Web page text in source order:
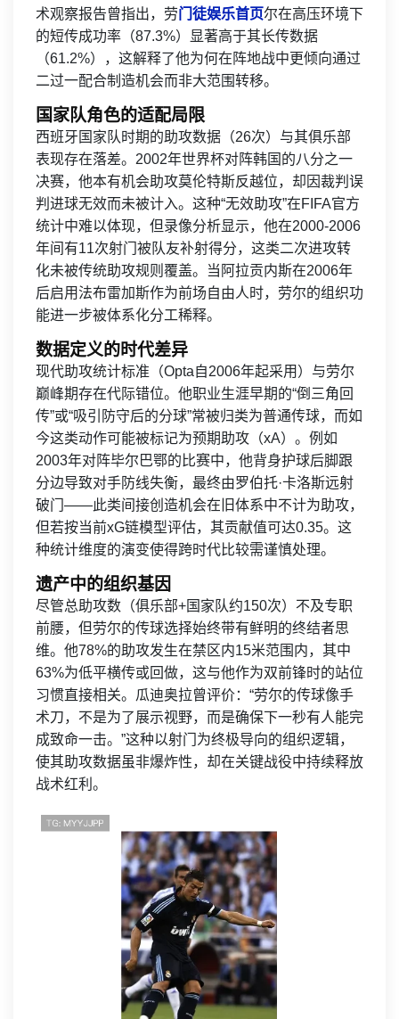
术观察报告曾指出，劳门徒娱乐首页尔在高压环境下
的短传成功率（87.3%）显著高于其长传数据
（61.2%），这解释了他为何在阵地战中更倾向通过
二过一配合制造机会而非大范围转移。
国家队角色的适配局限
西班牙国家队时期的助攻数据（26次）与其俱乐部
表现存在落差。2002年世界杯对阵韩国的八分之一
决赛，他本有机会助攻莫伦特斯反越位，却因裁判误
判进球无效而未被计入。这种“无效助攻”在FIFA官方
统计中难以体现，但录像分析显示，他在2000-2006
年间有11次射门被队友补射得分，这类二次进攻转
化未被传统助攻规则覆盖。当阿拉贡内斯在2006年
后启用法布雷加斯作为前场自由人时，劳尔的组织功
能进一步被体系化分工稀释。
数据定义的时代差异
现代助攻统计标准（Opta自2006年起采用）与劳尔
巅峰期存在代际错位。他职业生涯早期的“倒三角回
传”或“吸引防守后的分球”常被归类为普通传球，而如
今这类动作可能被标记为预期助攻（xA）。例如
2003年对阵毕尔巴鄂的比赛中，他背身护球后脚跟
分边导致对手防线失衡，最终由罗伯托·卡洛斯远射
破门——此类间接创造机会在旧体系中不计为助攻，
但若按当前xG链模型评估，其贡献值可达0.35。这
种统计维度的演变使得跨时代比较需谨慎处理。
遗产中的组织基因
尽管总助攻数（俱乐部+国家队约150次）不及专职
前腰，但劳尔的传球选择始终带有鲜明的终结者思
维。他78%的助攻发生在禁区内15米范围内，其中
63%为低平横传或回做，这与他作为双前锋时的站位
习惯直接相关。瓜迪奥拉曾评价：“劳尔的传球像手
术刀，不是为了展示视野，而是确保下一秒有人能完
成致命一击。”这种以射门为终极导向的组织逻辑，
使其助攻数据虽非爆炸性，却在关键战役中持续释放
战术红利。